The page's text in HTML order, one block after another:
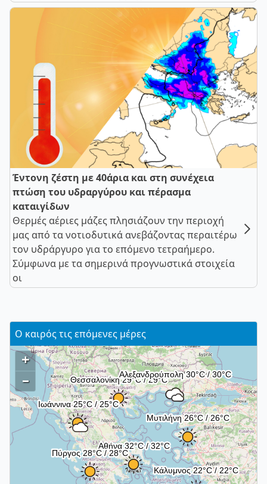
Έντονη ζέστη με 40άρια και στη συνέχεια
πτώση του υδραργύρου και πέρασμα
καταιγίδων
Θερμές αέριες μάζες πλησιάζουν την περιοχή
μας από τα νοτιοδυτικά ανεβάζοντας περαιτέρω
τον υδράργυρο για το επόμενο τετραήμερο.
Σύμφωνα με τα σημερινά προγνωστικά στοιχεία
οι
Ο καιρός τις επόμενες μέρες
+
–